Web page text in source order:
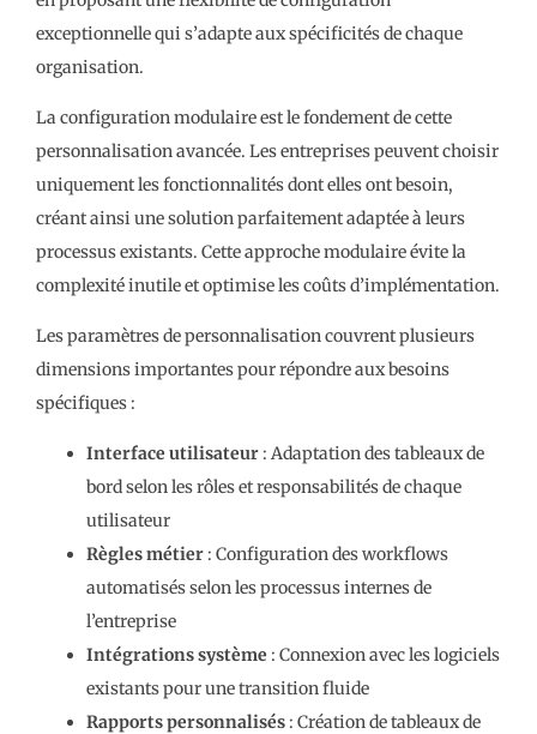
exceptionnelle qui s’adapte aux spécificités de chaque
organisation.
La configuration modulaire est le fondement de cette
personnalisation avancée. Les entreprises peuvent choisir
uniquement les fonctionnalités dont elles ont besoin,
créant ainsi une solution parfaitement adaptée à leurs
processus existants. Cette approche modulaire évite la
complexité inutile et optimise les coûts d’implémentation.
Les paramètres de personnalisation couvrent plusieurs
dimensions importantes pour répondre aux besoins
spécifiques :
Interface utilisateur : Adaptation des tableaux de
bord selon les rôles et responsabilités de chaque
utilisateur
Règles métier : Configuration des workflows
automatisés selon les processus internes de
l’entreprise
Intégrations système : Connexion avec les logiciels
existants pour une transition fluide
Rapports personnalisés : Création de tableaux de